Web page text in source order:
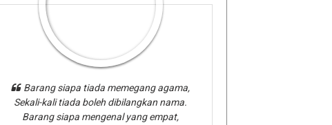
Barang siapa tiada memegang agama,
Sekali-kali tiada boleh dibilangkan nama.
Barang siapa mengenal yang empat,